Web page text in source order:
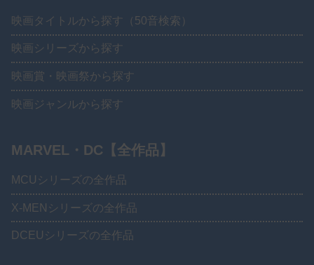
映画タイトルから探す（50音検索）
映画シリーズから探す
映画賞・映画祭から探す
映画ジャンルから探す
MARVEL・DC【全作品】
MCUシリーズの全作品
X-MENシリーズの全作品
DCEUシリーズの全作品